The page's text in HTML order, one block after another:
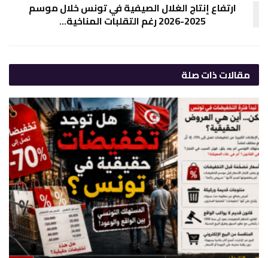
ارتفاع إنتاج الغلال الصيفية في تونس خلال موسم
2025-2026 رغم التقلبات المناخية…
مقالاتذات صلة